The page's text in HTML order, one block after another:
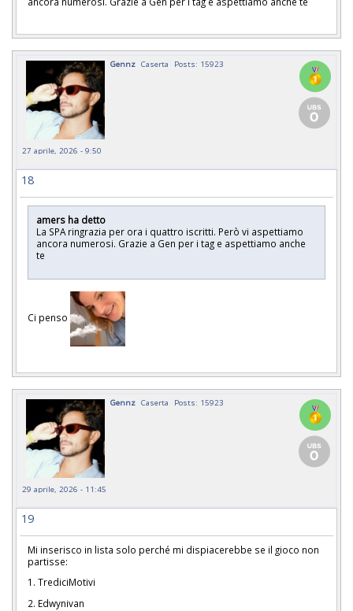
Gennz Caserta Posts: 15923
27 aprile, 2026 - 9:50
18
amers ha detto
La SPA ringrazia per ora i quattro iscritti. Però vi aspettiamo
ancora numerosi. Grazie a Gen per i tag e aspettiamo anche
te
Ci penso
Gennz Caserta Posts: 15923
29 aprile, 2026 - 11:45
19
Mi inserisco in lista solo perché mi dispiacerebbe se il gioco non
partisse:
1. TrediciMotivi
2. Edwynivan